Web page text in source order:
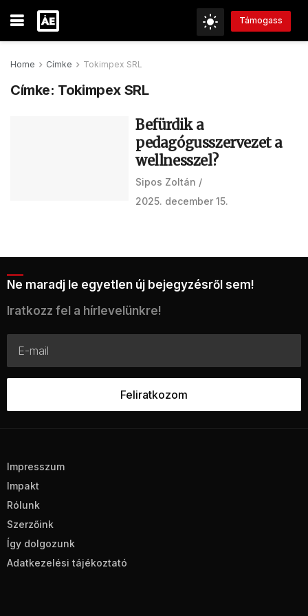
Támogass
Home Címke Tokimpex SRL
Címke: Tokimpex SRL
Befürdik a
pedagógusszervezet a
wellnesszel?
Sipos Zoltán
2025. december 15.
Ne maradj le egyetlen új bejegyzésről sem!
Iratkozz fel a hírlevelünkre!
Impresszum
Impakt
Rólunk
Szerzőink
Így dolgozunk
Adatkezelési tájékoztató